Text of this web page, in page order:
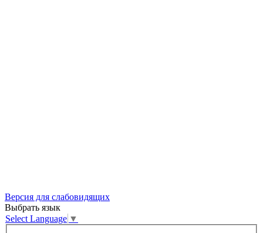
Версия для слабовидящих
Выбрать язык
Select Language ▼